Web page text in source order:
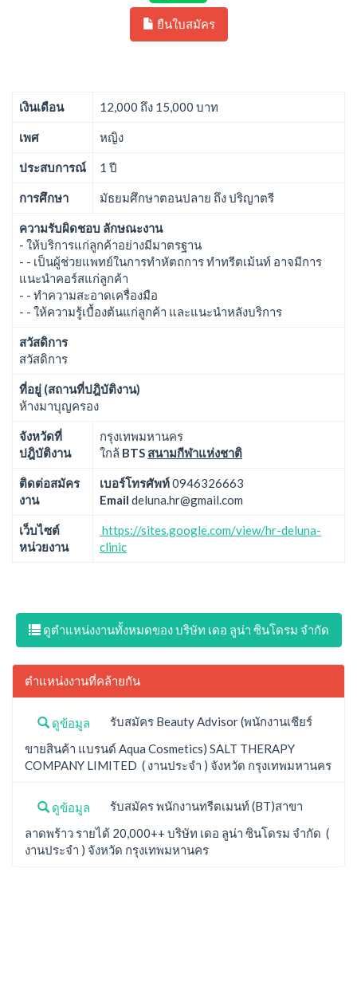
ยืนใบสมัคร
เงินเดือน 12,000 ถึง 15,000 บาท
เพศ หญิง
ประสบการณ์ 1 ปี
การศึกษา มัธยมศึกษาตอนปลาย ถึง ปริญาตรี
ความรับผิดชอบ ลักษณะงาน
- ให้บริการแก่ลูกค้าอย่างมีมาตรฐาน
- - เป็นผู้ช่วยแพทย์ในการทำหัตถการ ทำทรีตเม้นท์ อาจมีการ
แนะนำคอร์สแก่ลูกค้า
- - ทำความสะอาดเครื่องมือ
- - ให้ความรู้เบื้องต้นแก่ลูกค้า และแนะนำหลังบริการ
สวัสดิการ
สวัสดิการ
ที่อยู่ (สถานที่ปฎิบัติงาน)
ห้างมาบุญครอง
จังหวัดที่
ปฎิบัติงาน
กรุงเทพมหานคร
ใกล้ BTS สนามกีฬาแห่งชาติ
ติดต่อสมัคร
งาน
เบอร์โทรศัพท์0946326663
Email deluna.hr@gmail.com
เว็บไซต์
หน่วยงาน
https://sites.google.com/view/hr-deluna-
clinic
ดูตำแหน่งงานทั้งหมดของ บริษัท เดอ ลูน่า ซินโดรม จำกัด
ตำแหน่งงานที่คล้ายกัน
ดูข้อมูล
รับสมัคร Beauty Advisor (พนักงานเชียร์
ขายสินค้า แบรนด์ Aqua Cosmetics) SALT THERAPY
COMPANY LIMITED ( งานประจำ ) จังหวัด กรุงเทพมหานคร
ดูข้อมูล
รับสมัคร พนักงานทรีตเมนท์ (BT)สาขา
ลาดพร้าว รายได้ 20,000++ บริษัท เดอ ลูน่า ซินโดรม จำกัด (
งานประจำ ) จังหวัด กรุงเทพมหานคร